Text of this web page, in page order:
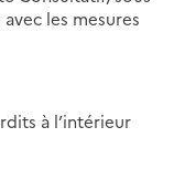
les mesures
à l’intérieur